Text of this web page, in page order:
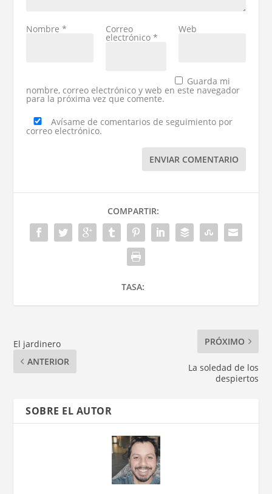
Nombre * Correo
electrónico *
Web
Guarda mi
nombre, correo electrónico y web en este navegador
para la próxima vez que comente.
Avísame de comentarios de seguimiento por
correo electrónico.
ENVIAR COMENTARIO
COMPARTIR:
TASA:
El jardinero
ANTERIOR
PRÓXIMO
La soledad de los
despiertos
SOBRE EL AUTOR